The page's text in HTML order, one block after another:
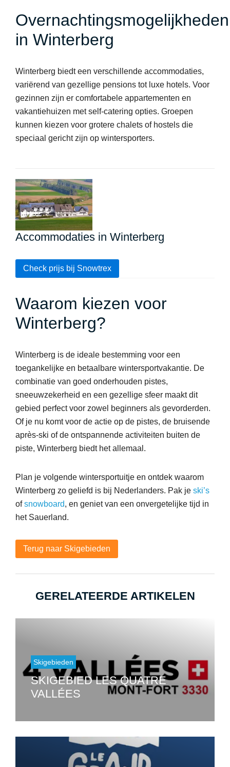
Overnachtingsmogelijkheden
in Winterberg
Winterberg biedt een verschillende accommodaties,
variërend van gezellige pensions tot luxe hotels. Voor
gezinnen zijn er comfortabele appartementen en
vakantiehuizen met self-catering opties. Groepen
kunnen kiezen voor grotere chalets of hostels die
speciaal gericht zijn op wintersporters.
Accommodaties in Winterberg
Check prijs bij Snowtrex
Waarom kiezen voor
Winterberg?
Winterberg is de ideale bestemming voor een
toegankelijke en betaalbare wintersportvakantie. De
combinatie van goed onderhouden pistes,
sneeuwzekerheid en een gezellige sfeer maakt dit
gebied perfect voor zowel beginners als gevorderden.
Of je nu komt voor de actie op de pistes, de bruisende
après-ski of de ontspannende activiteiten buiten de
piste, Winterberg biedt het allemaal.
Plan je volgende wintersportuitje en ontdek waarom
Winterberg zo geliefd is bij Nederlanders. Pak je ski’s
ofsnowboard, en geniet van een onvergetelijke tijd in
het Sauerland.
Terug naar Skigebieden
GERELATEERDE ARTIKELEN
Skigebieden
SKIGEBIED LES QUATRE
VALLÉES